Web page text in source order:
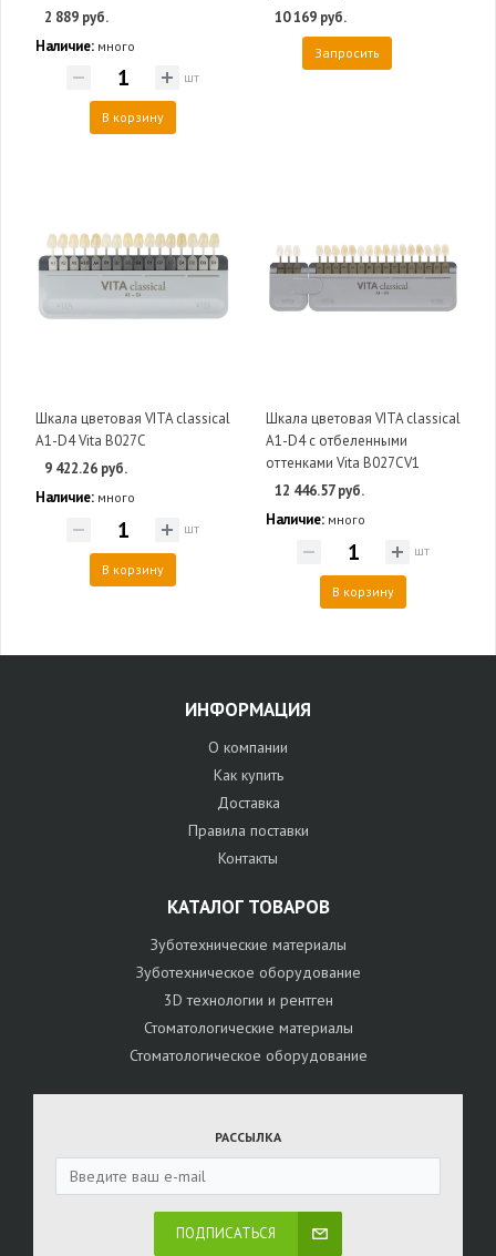
2 889 руб.
Наличие: много
шт
В корзину
10 169 руб.
Запросить
Шкала цветовая VITA classical
A1-D4 Vita B027C
9 422.26 руб.
Наличие: много
шт
В корзину
Шкала цветовая VITA classical
A1-D4 с отбеленными
оттенками Vita B027CV1
12 446.57 руб.
Наличие: много
шт
В корзину
ИНФОРМАЦИЯ
О компании
Как купить
Доставка
Правила поставки
Контакты
КАТАЛОГ ТОВАРОВ
Зуботехнические материалы
Зуботехническое оборудование
3D технологии и рентген
Стоматологические материалы
Стоматологическое оборудование
РАССЫЛКА
ПОДПИСАТЬСЯ